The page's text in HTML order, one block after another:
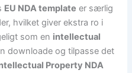
EU NDA template er særlig
hvilket giver ekstra ro i
som en intellectual
downloade og tilpasse det
Property NDA